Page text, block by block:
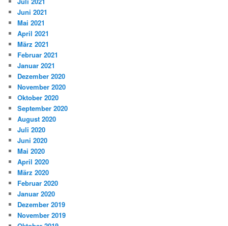
Juni 2021
Mai 2021
April 2021
März 2021
Februar 2021
Januar 2021
Dezember 2020
November 2020
Oktober 2020
September 2020
August 2020
Juli 2020
Juni 2020
Mai 2020
April 2020
März 2020
Februar 2020
Januar 2020
Dezember 2019
November 2019